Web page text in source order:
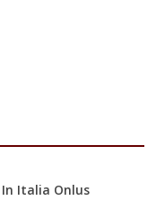
Italia Onlus